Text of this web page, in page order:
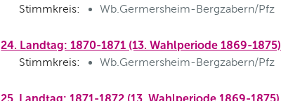
Stimmkreis: Wb.Germersheim-Bergzabern/Pfz
24. Landtag: 1870-1871 (13. Wahlperiode 1869-1875)
Stimmkreis: Wb.Germersheim-Bergzabern/Pfz